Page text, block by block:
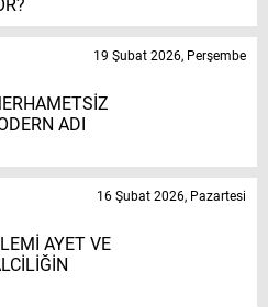
ADI
19 Şubat 2026, Perşembe
AYET VE
16 Şubat 2026, Pazartesi